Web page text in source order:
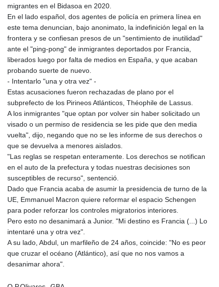
migrantes en el Bidasoa en 2020.
En el lado español, dos agentes de policía en primera línea en
este tema denuncian, bajo anonimato, la indefinición legal en la
frontera y se confiesan presos de un "sentimiento de inutilidad"
ante el "ping-pong" de inmigrantes deportados por Francia,
liberados luego por falta de medios en España, y que acaban
probando suerte de nuevo.
- Intentarlo "una y otra vez" -
Estas acusaciones fueron rechazadas de plano por el
subprefecto de los Pirineos Atlánticos, Théophile de Lassus.
A los inmigrantes "que optan por volver sin haber solicitado un
visado o un permiso de residencia se les pide que den media
vuelta", dijo, negando que no se les informe de sus derechos o
que se devuelva a menores aislados.
"Las reglas se respetan enteramente. Los derechos se notifican
en el auto de la prefectura y todas nuestras decisiones son
susceptibles de recurso", sentenció.
Dado que Francia acaba de asumir la presidencia de turno de la
UE, Emmanuel Macron quiere reformar el espacio Schengen
para poder reforzar los controles migratorios interiores.
Pero esto no desanimará a Junior. "Mi destino es Francia (...) Lo
intentaré una y otra vez".
A su lado, Abdul, un marfileño de 24 años, coincide: "No es peor
que cruzar el océano (Atlántico), así que no nos vamos a
desanimar ahora".